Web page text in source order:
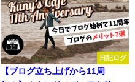
日記ログ
【ブログ立ち上げから11周